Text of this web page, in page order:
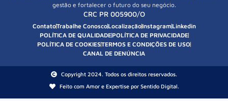
gestão e fortalecer o futuro do seu negócio.
CRC PR 005900/O
ContatoTrabalhe ConoscoLocalizaçãoInstagramLinkedin
POLÍTICA DE QUALIDADEPOLÍTICA DE PRIVACIDADE
POLÍTICA DE COOKIESTERMOS E CONDIÇÕES DE USO
CANAL DE DENÚNCIA
Copyright 2024. Todos os direitos reservados.
Feito com Amor e Expertise por Sentido Digital.